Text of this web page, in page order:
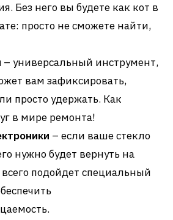
Без него вы будете как кот в
просто не сможете найти,
– универсальный инструмент,
вам зафиксировать,
просто удержать. Как
в мире ремонта!
– если ваше стекло
нужно будет вернуть на
подойдет специальный